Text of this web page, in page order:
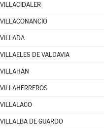
VILLACIDALER
VILLACONANCIO
VILLADA
VILLAELES DE VALDAVIA
VILLAHÁN
VILLAHERREROS
VILLALACO
VILLALBA DE GUARDO